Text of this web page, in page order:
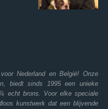
Nederland en België! Onze
biedt sinds 1995 een unieke
echt brons. Voor elke speciale
kunstwerk dat een blijvende